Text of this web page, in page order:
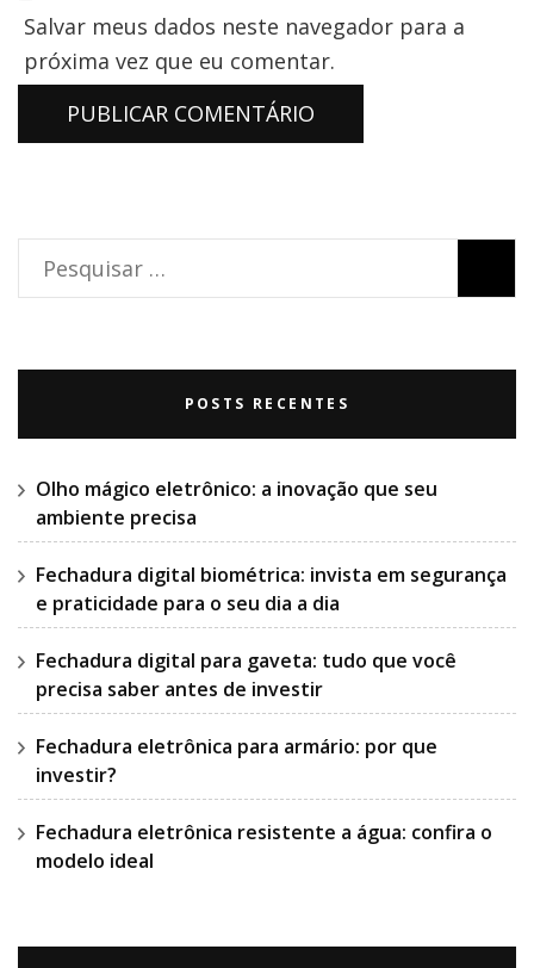
Salvar meus dados neste navegador para a
próxima vez que eu comentar.
Pesquisar
por:
POSTS RECENTES
Olho mágico eletrônico: a inovação que seu
ambiente precisa
Fechadura digital biométrica: invista em segurança
e praticidade para o seu dia a dia
Fechadura digital para gaveta: tudo que você
precisa saber antes de investir
Fechadura eletrônica para armário: por que
investir?
Fechadura eletrônica resistente a água: confira o
modelo ideal